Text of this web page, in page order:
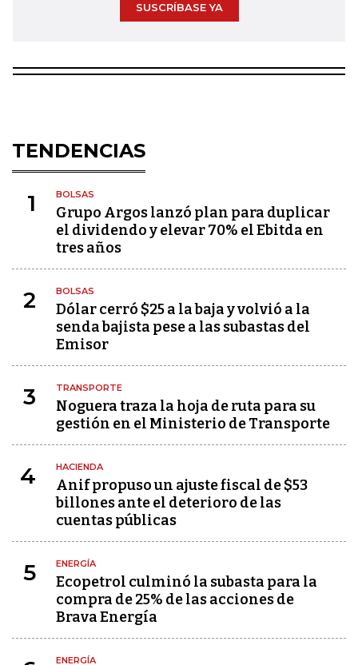
SUSCRÍBASE YA
TENDENCIAS
1 BOLSAS
Grupo Argos lanzó plan para duplicar
el dividendo y elevar 70% el Ebitda en
tres años
2 BOLSAS
Dólar cerró $25 a la baja y volvió a la
senda bajista pese a las subastas del
Emisor
3 TRANSPORTE
Noguera traza la hoja de ruta para su
gestión en el Ministerio de Transporte
4 HACIENDA
Anif propuso un ajuste fiscal de $53
billones ante el deterioro de las
cuentas públicas
5 ENERGÍA
Ecopetrol culminó la subasta para la
compra de 25% de las acciones de
Brava Energía
ENERGÍA